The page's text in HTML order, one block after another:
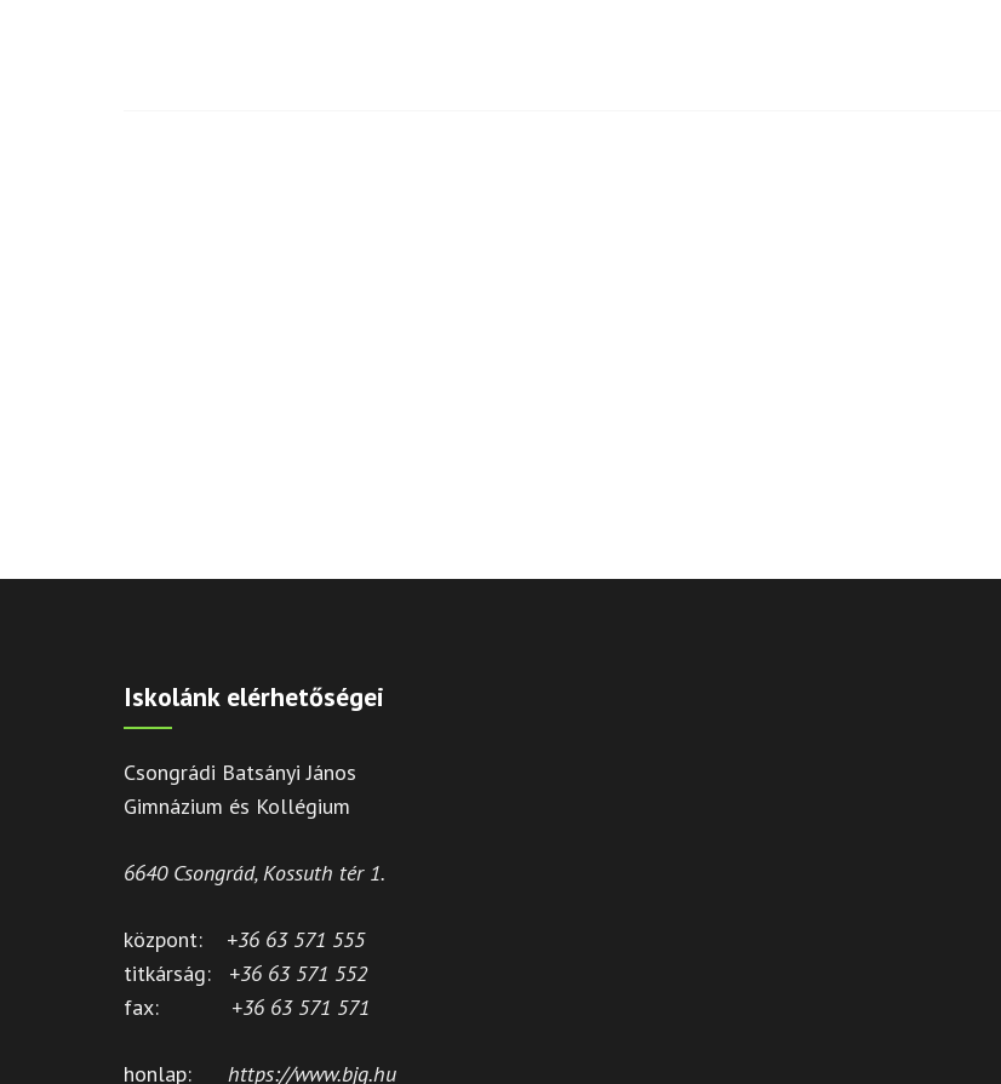
Iskolánk elérhetőségei
Csongrádi Batsányi János
Gimnázium és Kollégium
6640 Csongrád, Kossuth tér 1.
központ: +36 63 571 555
titkárság: +36 63 571 552
fax: +36 63 571 571
honlap: https://www.bjg.hu